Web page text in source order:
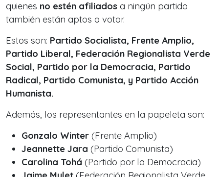
quienes no estén afiliados a ningún partido
también están aptos a votar.
Estos son: Partido Socialista, Frente Amplio,
Partido Liberal, Federación Regionalista Verde
Social, Partido por la Democracia, Partido
Radical, Partido Comunista, y Partido Acción
Humanista.
Además, los representantes en la papeleta son:
Gonzalo Winter (Frente Amplio)
Jeannette Jara (Partido Comunista)
Carolina Tohá (Partido por la Democracia)